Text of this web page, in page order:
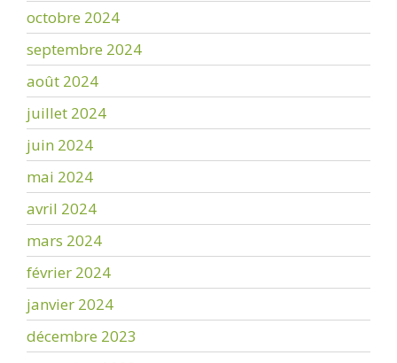
octobre 2024
septembre 2024
août 2024
juillet 2024
juin 2024
mai 2024
avril 2024
mars 2024
février 2024
janvier 2024
décembre 2023